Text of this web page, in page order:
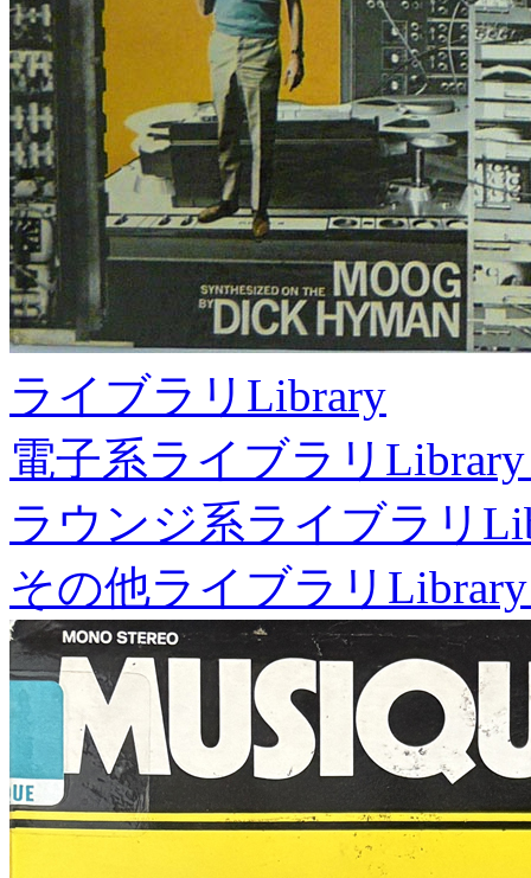
ライブラリ Library
電子系ライブラリ
ラウンジ系ライブラリ
その他ライブラリ